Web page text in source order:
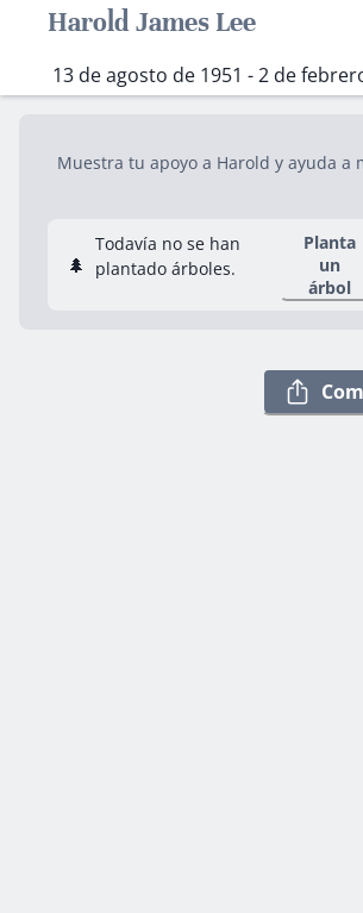
Harold James Lee
13 de agosto de 1951 - 2 de
Muestra tu apoyo a Harold y ayuda
🌲
Todavía no se han
plantado árboles.
Planta
un
árbol